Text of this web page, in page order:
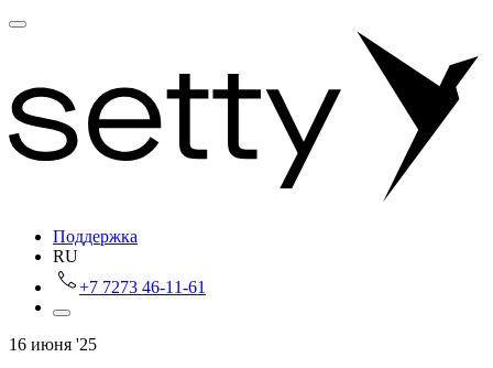
Поддержка
RU
+7 7273 46-11-61
16 июня '25